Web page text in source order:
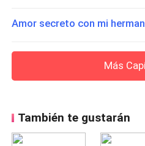
Amor secreto con mi
Más
También te gustarán